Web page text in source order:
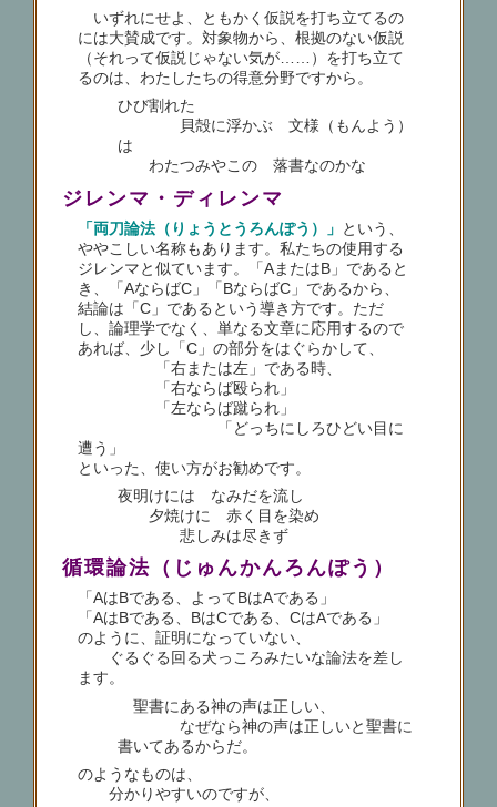
いずれにせよ、ともかく仮説を打ち立てるの
には大賛成です。対象物から、根拠のない仮説
（それって仮説じゃない気が……）を打ち立て
るのは、わたしたちの得意分野ですから。
ひび割れた
貝殻に浮かぶ 文様（もんよう）
は
わたつみやこの 落書なのかな
ジレンマ・ディレンマ
「両刀論法（りょうとうろんぽう）」 という、
ややこしい名称もあります。私たちの使用する
ジレンマと似ています。「AまたはB」であると
き、「AならばC」「BならばC」であるから、
結論は「C」であるという導き方です。ただ
し、論理学でなく、単なる文章に応用するので
あれば、少し「C」の部分をはぐらかして、
「右または左」である時、
「右ならば殴られ」
「左ならば蹴られ」
「どっちにしろひどい目に
遭う」
といった、使い方がお勧めです。
夜明けには なみだを流し
夕焼けに 赤く目を染め
悲しみは尽きず
循環論法（じゅんかんろんぽう）
「AはBである、よってBはAである」
「AはBである、BはCである、CはAである」
のように、証明になっていない、
ぐるぐる回る犬っころみたいな論法を差し
ます。
聖書にある神の声は正しい、
なぜなら神の声は正しいと聖書に
書いてあるからだ。
のようなものは、
分かりやすいのですが、